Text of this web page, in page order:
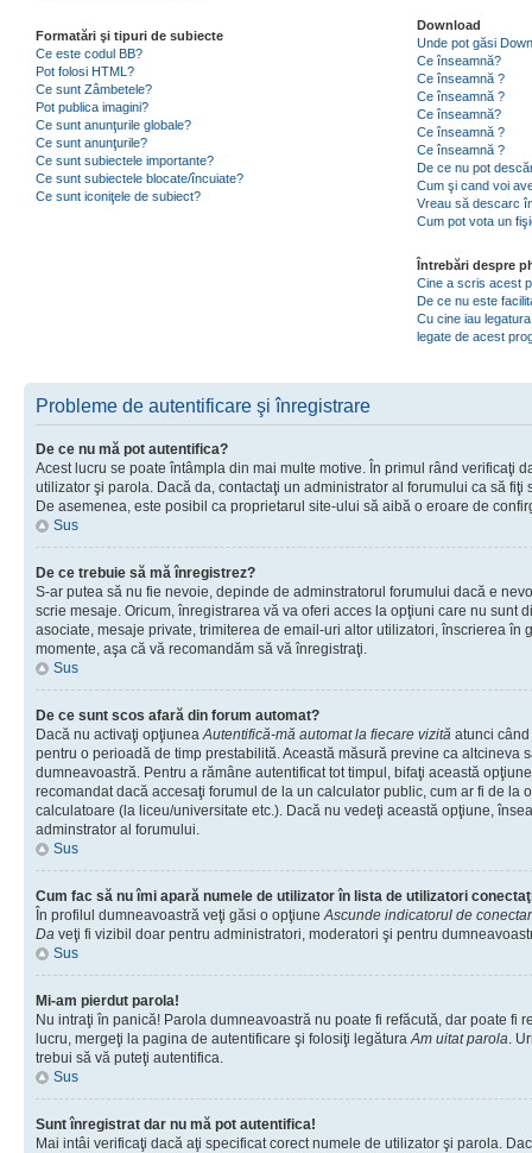
Formatări şi tipuri de subiecte
Ce este codul BB?
Pot folosi HTML?
Ce sunt Zâmbetele?
Pot publica imagini?
Ce sunt anunţurile globale?
Ce sunt anunţurile?
Ce sunt subiectele importante?
Ce sunt subiectele blocate/încuiate?
Ce sunt iconiţele de subiect?
Download
Unde pot găsi
Ce înseamnă?
Ce înseamnă ?
Ce înseamnă ?
Ce înseamnă?
Ce înseamnă ?
Ce înseamnă ?
De ce nu pot
Cum şi cand voi
Vreau să descarc
Cum pot vota un
Întrebări despre
Cine a scris acest
De ce nu este
Cu cine iau
legate de acest
Probleme de autentificare şi înregistrare
De ce nu mă pot autentifica?
Acest lucru se poate întâmpla din mai multe motive. În primul rând verificaţi
utilizator şi parola. Dacă da, contactaţi un administrator al forumului ca să fiţi
De asemenea, este posibil ca proprietarul site-ului să aibă o eroare de
Sus
De ce trebuie să mă înregistrez?
S-ar putea să nu fie nevoie, depinde de adminstratorul forumului dacă e
scrie mesaje. Oricum, înregistrarea vă va oferi acces la opţiuni care nu sunt
asociate, mesaje private, trimiterea de email-uri altor utilizatori, înscrierea în
momente, aşa că vă recomandăm să vă înregistraţi.
Sus
De ce sunt scos afară din forum automat?
Dacă nu activaţi opţiuneaAutentifică-mă automat la fiecare vizită atunci
pentru o perioadă de timp prestabilită. Această măsură previne ca altcineva
dumneavoastră. Pentru a rămâne autentificat tot timpul, bifaţi această
recomandat dacă accesaţi forumul de la un calculator public, cum ar fi de la
calculatoare (la liceu/universitate etc.). Dacă nu vedeţi această opţiune,
adminstrator al forumului.
Sus
Cum fac să nu îmi apară numele de utilizator în lista de utilizatori
În profilul dumneavoastră veţi găsi o opţiuneAscunde indicatorul de
Da veţi fi vizibil doar pentru administratori, moderatori şi pentru
Sus
Mi-am pierdut parola!
Nu intraţi în panică! Parola dumneavoastră nu poate fi refăcută, dar poate fi
lucru, mergeţi la pagina de autentificare şi folosiţi legăturaAm uitat parola.
trebui să vă puteţi autentifica.
Sus
Sunt înregistrat dar nu mă pot autentifica!
Mai intâi verificaţi dacă aţi specificat corect numele de utilizator şi parola.